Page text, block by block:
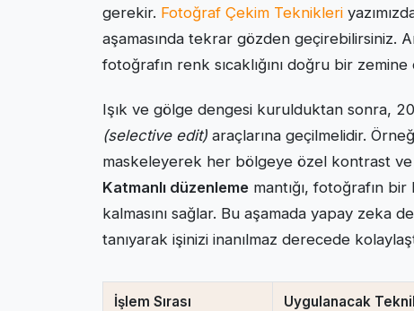
gerekir. Fotoğraf Çekim Teknikleri
aşamasında tekrar gözden geçirebilirsiniz.
fotoğrafın renk sıcaklığını doğru bir zemine
Işık ve gölge dengesi kurulduktan sonra,
(selective edit) araçlarına geçilmelidir.
maskeleyerek her bölgeye özel kontrast
Katmanlı düzenleme mantığı, fotoğrafın
kalmasını sağlar. Bu aşamada yapay zeka
tanıyarak işinizi inanılmaz derecede
İşlem Sırası Uygulanacak